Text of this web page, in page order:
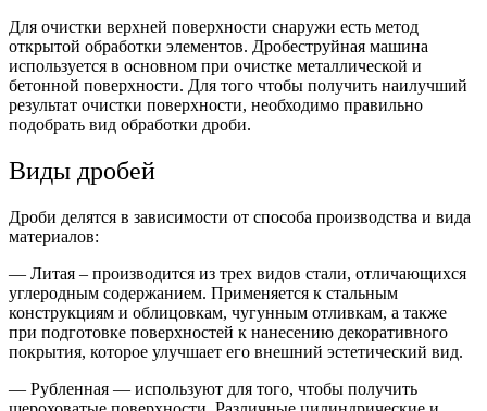
Для очистки верхней поверхности снаружи есть метод
открытой обработки элементов. Дробеструйная машина
используется в основном при очистке металлической и
бетонной поверхности. Для того чтобы получить наилучший
результат очистки поверхности, необходимо правильно
подобрать вид обработки дроби.
Виды дробей
Дроби делятся в зависимости от способа производства и вида
материалов:
— Литая – производится из трех видов стали, отличающихся
углеродным содержанием. Применяется к стальным
конструкциям и облицовкам, чугунным отливкам, а также
при подготовке поверхностей к нанесению декоративного
покрытия, которое улучшает его внешний эстетический вид.
— Рубленная — используют для того, чтобы получить